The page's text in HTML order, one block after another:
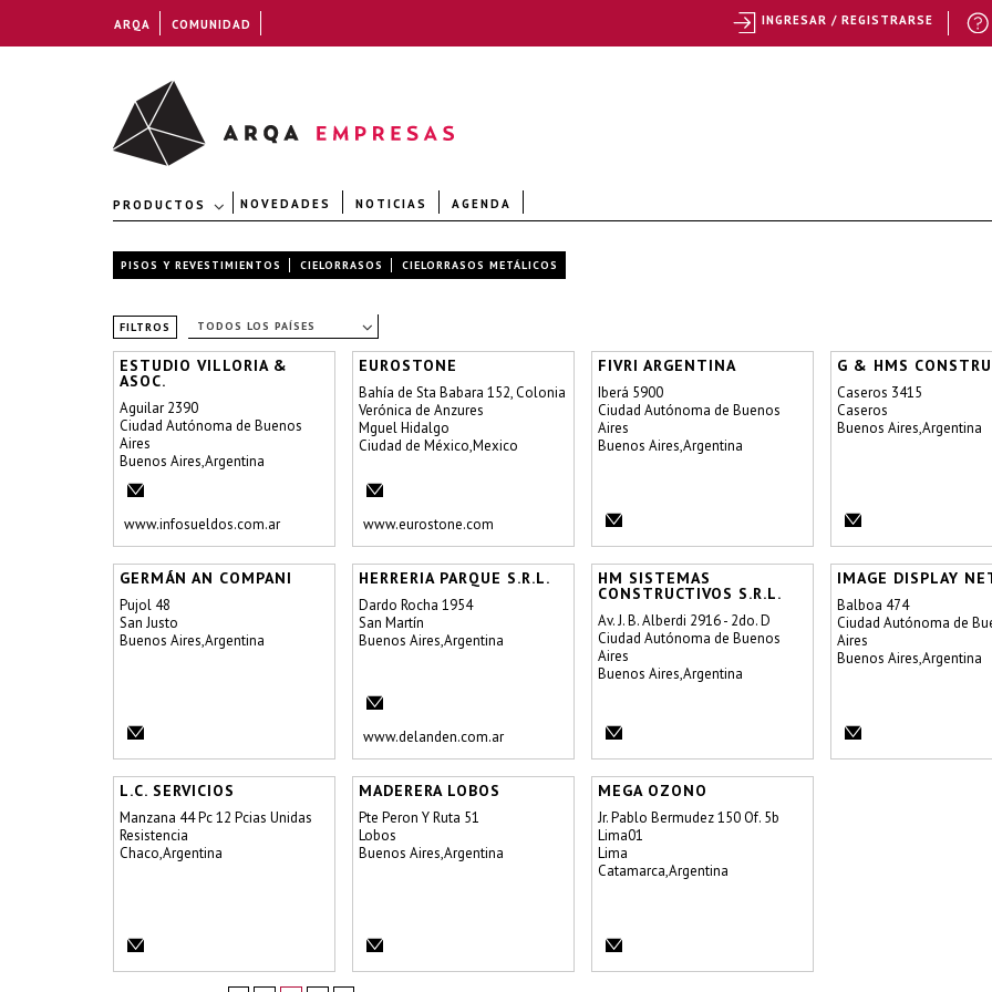
PRODUCTOS NOVEDADES NOTICIAS AGENDA
PISOS Y REVESTIMIENTOS CIELORRASOS CIELORRASOS METÁLICOS
FILTROS TODOS LOS PAÍSES
ESTUDIO VILLORIA &
ASOC.
Aguilar 2390
Ciudad Autónoma de Buenos
Aires
Buenos Aires,Argentina
www.infosueldos.com.ar
EUROSTONE
Bahía de Sta Babara 152, Colonia
Verónica de Anzures
Mguel Hidalgo
Ciudad de México,Mexico
www.eurostone.com
FIVRI ARGENTINA
Iberá 5900
Ciudad Autónoma de Buenos
Aires
Buenos Aires,Argentina
G & HMS
Caseros 3415
Caseros
Buenos Aires,Argentina
GERMÁN AN COMPANI
Pujol 48
San Justo
Buenos Aires,Argentina
HERRERIA PARQUE S.R.L.
Dardo Rocha 1954
San Martín
Buenos Aires,Argentina
www.delanden.com.ar
HM SISTEMAS
CONSTRUCTIVOS S.R.L.
Av. J. B. Alberdi 2916 - 2do. D
Ciudad Autónoma de Buenos
Aires
Buenos Aires,Argentina
IMAGE DISPLAY
Balboa 474
Ciudad Autónoma de
Aires
Buenos Aires,Argentina
L.C. SERVICIOS
Manzana 44 Pc 12 Pcias Unidas
Resistencia
Chaco,Argentina
MADERERA LOBOS
Pte Peron Y Ruta 51
Lobos
Buenos Aires,Argentina
MEGA OZONO
Jr. Pablo Bermudez 150 Of. 5b
Lima01
Lima
Catamarca,Argentina
ARQA COMUNIDAD INGRESAR / REGISTRARSE